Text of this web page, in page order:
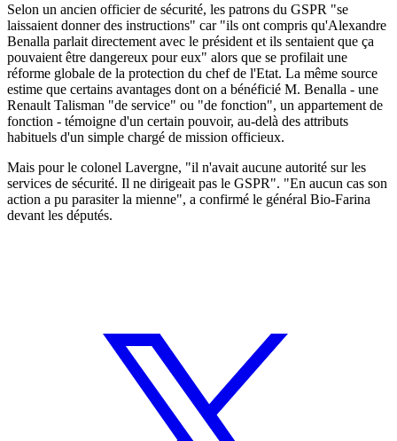
Selon un ancien officier de sécurité, les patrons du GSPR "se
laissaient donner des instructions" car "ils ont compris qu'Alexandre
Benalla parlait directement avec le président et ils sentaient que ça
pouvaient être dangereux pour eux" alors que se profilait une
réforme globale de la protection du chef de l'Etat. La même source
estime que certains avantages dont on a bénéficié M. Benalla - une
Renault Talisman "de service" ou "de fonction", un appartement de
fonction - témoigne d'un certain pouvoir, au-delà des attributs
habituels d'un simple chargé de mission officieux.
Mais pour le colonel Lavergne, "il n'avait aucune autorité sur les
services de sécurité. Il ne dirigeait pas le GSPR". "En aucun cas son
action a pu parasiter la mienne", a confirmé le général Bio-Farina
devant les députés.